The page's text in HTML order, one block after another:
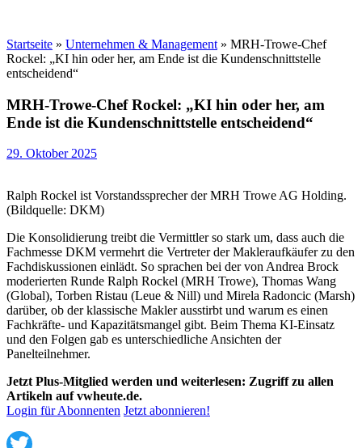
Startseite » Unternehmen & Management » MRH-Trowe-Chef
Rockel: „KI hin oder her, am Ende ist die Kundenschnittstelle
entscheidend“
MRH-Trowe-Chef Rockel: „KI hin oder her, am
Ende ist die Kundenschnittstelle entscheidend“
29. Oktober 2025
Ralph Rockel ist Vorstandssprecher der MRH Trowe AG Holding.
(Bildquelle: DKM)
Die Konsolidierung treibt die Vermittler so stark um, dass auch die
Fachmesse DKM vermehrt die Vertreter der Makleraufkäufer zu den
Fachdiskussionen einlädt. So sprachen bei der von Andrea Brock
moderierten Runde Ralph Rockel (MRH Trowe), Thomas Wang
(Global), Torben Ristau (Leue & Nill) und Mirela Radoncic (Marsh)
darüber, ob der klassische Makler ausstirbt und warum es einen
Fachkräfte- und Kapazitätsmangel gibt. Beim Thema KI-Einsatz
und den Folgen gab es unterschiedliche Ansichten der
Panelteilnehmer.
Jetzt Plus-Mitglied werden und weiterlesen: Zugriff zu allen
Artikeln auf vwheute.de.
Login für Abonnenten Jetzt abonnieren!